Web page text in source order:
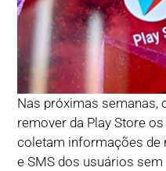
Nas próximas semanas,
remover da Play Store
coletam informações de
e SMS dos usuários